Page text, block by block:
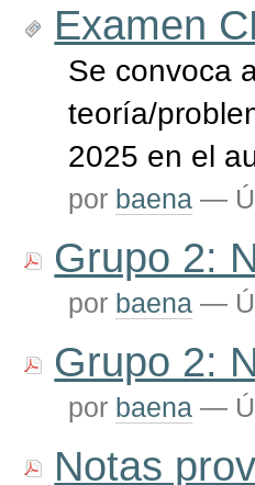
Examen
Se convoca
teoría/
2025 en el
por baena —
Grupo 2:
por baena —
Grupo 2:
por baena —
Notas